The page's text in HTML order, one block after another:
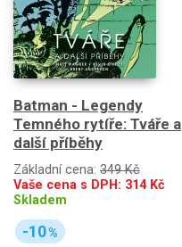
Batman - Legendy
Temného rytíře: Tváře a
další příběhy
Základní cena: 349 Kč
Vaše cena s DPH: 314Kč
Skladem
-10%